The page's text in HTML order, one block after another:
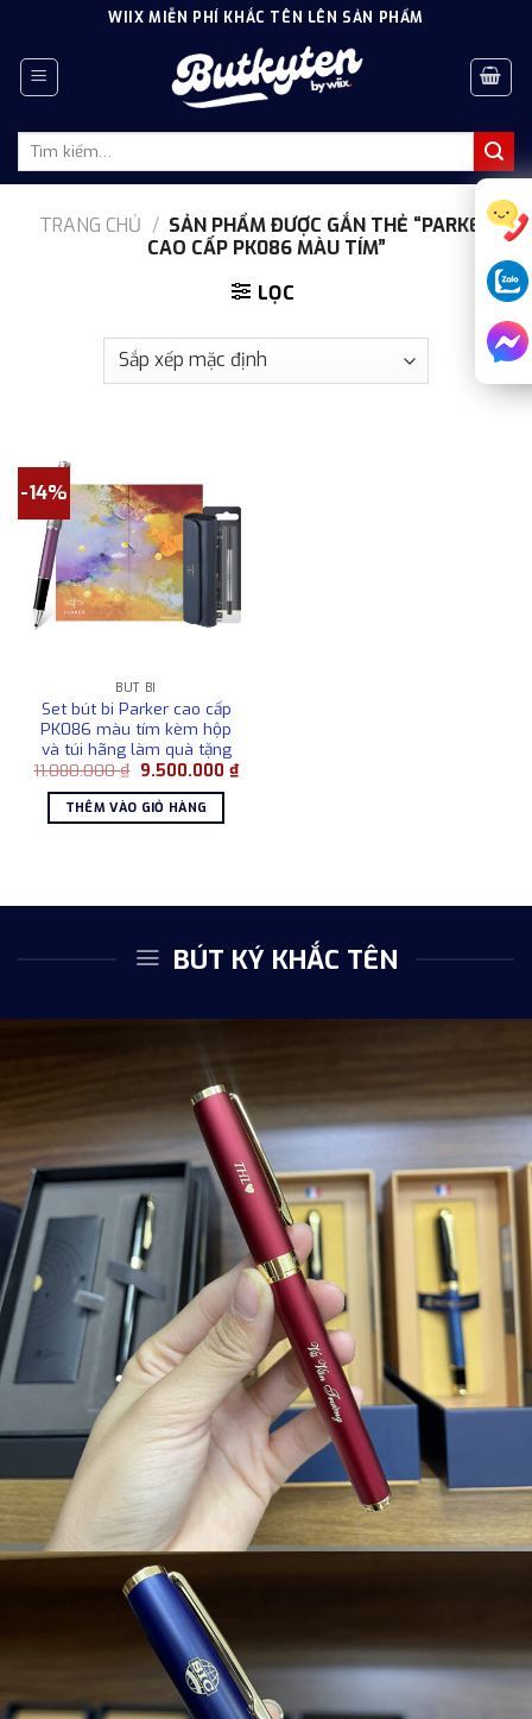
content
WIIX MIỄN PHÍ KHẮC TÊN LÊN SẢN PHẨM
Tìm
TRANG CHỦ / SẢN PHẨM ĐƯỢC GẮN THẺ “PARKER
CAO CẤP PK086 MÀU TÍM”
LỌC
-14%
BÚT BI
Set bút bi Parker cao cấp
PK086 màu tím kèm hộp
và túi hãng làm quà tặng
11.080.000₫ Giá
là:
11.080.000 ₫.
9.500.000 ₫Giá
hiện
THÊM VÀO GIỎ HÀNG
BÚT KÝ KHẮC TÊN